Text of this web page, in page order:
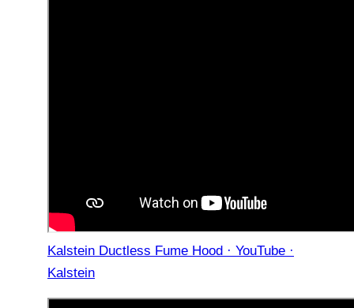
Kalstein Ductless Fume Hood · YouTube ·
Kalstein